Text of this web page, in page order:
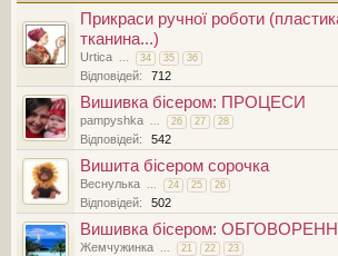
Прикраси ручної роботи
тканина...)
Urtica ... 34 35 36
Відповідей: 712
Вишивка бісером: ПРОЦЕСИ
pampyshka ... 26 27 28
Відповідей: 542
Вишита бісером сорочка
Веснулька ... 24 25 26
Відповідей: 502
Вишивка бісером:
Жемчужинка ... 21 22 23